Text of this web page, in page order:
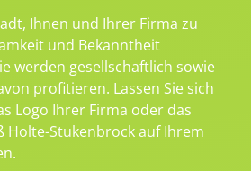
Ihnen und Ihrer Firma zu
und Bekanntheit
werden gesellschaftlich sowie
profitieren. Lassen Sie sich
Logo Ihrer Firma oder das
Holte-Stukenbrock auf Ihrem